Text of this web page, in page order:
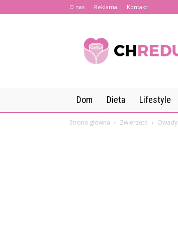
O nas Reklama Kontakt
Dom Dieta Lifestyle
Strona główna Zwierzęta Owady